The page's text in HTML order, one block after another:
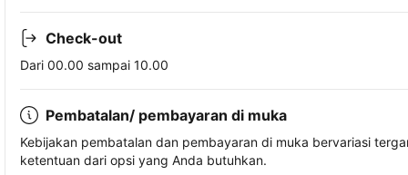
Check-out
Dari 00.00 sampai 10.00
Pembatalan/ pembayaran di muka
Kebijakan pembatalan dan pembayaran di muka bervariasi
ketentuan dari opsi yang Anda butuhkan.